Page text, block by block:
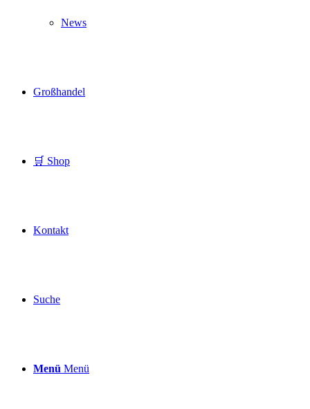
News
Großhandel
🛒 Shop
Kontakt
Suche
Menü Menü